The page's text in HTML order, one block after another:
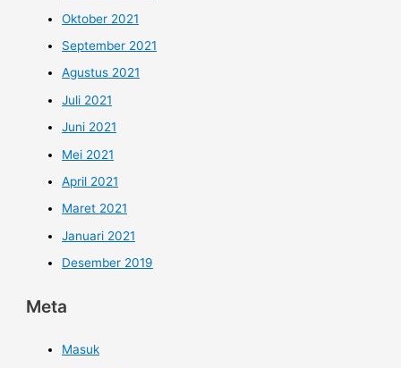
Oktober 2021
September 2021
Agustus 2021
Juli 2021
Juni 2021
Mei 2021
April 2021
Maret 2021
Januari 2021
Desember 2019
Meta
Masuk